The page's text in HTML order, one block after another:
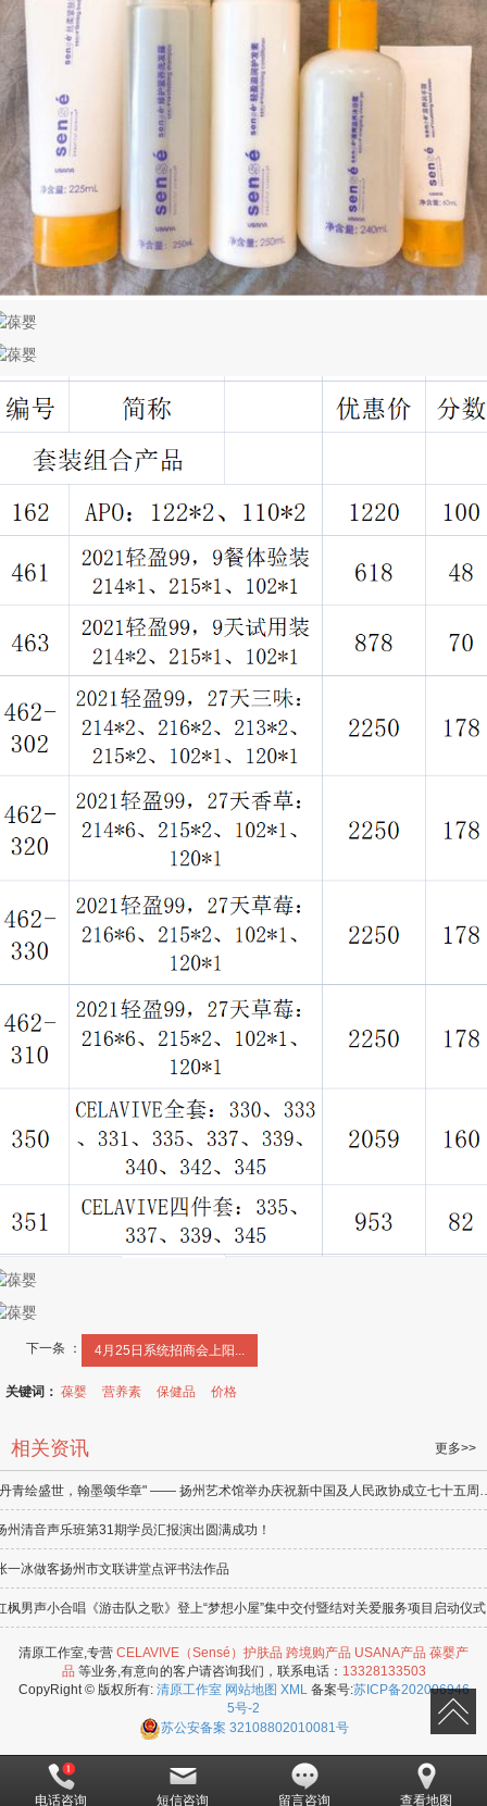
下一条 ： 4月25日系统招商会上阳...
关键词： 葆婴 营养素 保健品 价格
相关资讯 更多>>
"丹青绘盛世，翰墨颂华章" —— 扬
州清音声乐班第31期学员汇报演出圆满成功！
一冰做客扬州市文联讲堂点评书法作品
枫男声小合唱《游击队之歌》登上“梦想小屋”集中交付暨结对关爱服务项目启动仪式
清原工作室,专营 CELAVIVE（Sensé）护肤品 跨境购产品 USANA产品 葆婴产
品 等业务,有意向的客户请咨询我们，联系电话： 13328133503
CopyRight © 版权所有: 清原工作室 网站地图 XML备案号:苏ICP备202006946
5号-2
苏公安备案 32108802010081号
电话咨询 短信咨询 留言咨询 查看地图